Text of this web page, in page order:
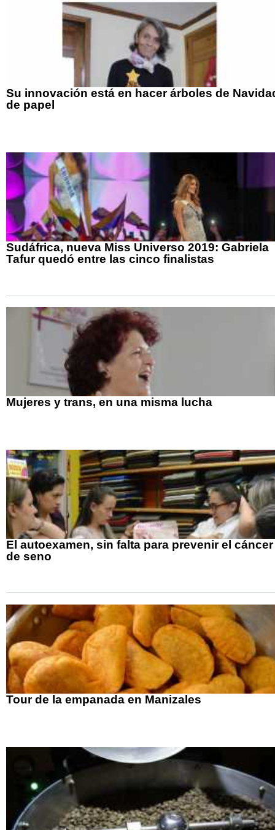
Su innovación está en hacer árboles de
de papel
Sudáfrica, nueva Miss Universo 2019: Gabriela
Tafur quedó entre las cinco finalistas
Mujeres y trans, en una misma lucha
El autoexamen, sin falta para prevenir el cáncer
de seno
Tour de la empanada en Manizales